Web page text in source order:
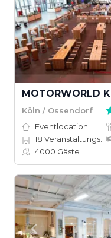
MOTORWORLD
Köln / Ossendorf
Eventlocation
18 Veranstaltungsräume
4000 Gäste